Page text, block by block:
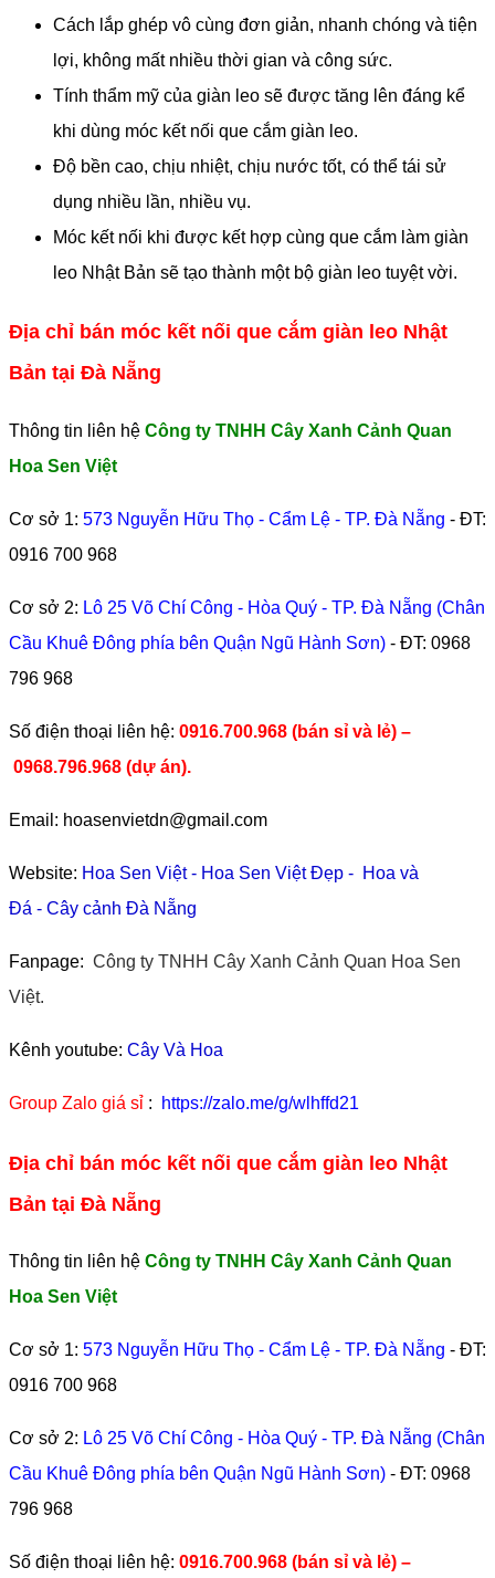
Cách lắp ghép vô cùng đơn giản, nhanh chóng và tiện
lợi, không mất nhiều thời gian và công sức.
Tính thẩm mỹ của giàn leo sẽ được tăng lên đáng kể
khi dùng móc kết nối que cắm giàn leo.
Độ bền cao, chịu nhiệt, chịu nước tốt, có thể tái sử
dụng nhiều lần, nhiều vụ.
Móc kết nối khi được kết hợp cùng que cắm làm giàn
leo Nhật Bản sẽ tạo thành một bộ giàn leo tuyệt vời.
Địa chỉ bán móc kết nối que cắm giàn leo Nhật
Bản tại Đà Nẵng
Thông tin liên hệ Công ty TNHH Cây Xanh Cảnh Quan
Hoa Sen Việt
Cơ sở 1: 573 Nguyễn Hữu Thọ - Cẩm Lệ - TP. Đà Nẵng - ĐT:
0916 700 968
Cơ sở 2: Lô 25 Võ Chí Công - Hòa Quý - TP. Đà Nẵng (Chân
Cầu Khuê Đông phía bên Quận Ngũ Hành Sơn) - ĐT: 0968
796 968
​Số điện thoại liên hệ: 0916.700.968 (bán sỉ và lẻ) –
0968.796.968 (dự án).
Email: hoasenvietdn@gmail.com
Website: Hoa Sen Việt- Hoa Sen Việt Đẹp - Hoa và
Đá - Cây cảnh Đà Nẵng
Fanpage: Công ty TNHH Cây Xanh Cảnh Quan Hoa Sen
Việt.
Kênh youtube: Cây Và Hoa
Group Zalo giá sỉ : https://zalo.me/g/wlhffd21
Địa chỉ bán móc kết nối que cắm giàn leo Nhật
Bản tại Đà Nẵng
Thông tin liên hệ Công ty TNHH Cây Xanh Cảnh Quan
Hoa Sen Việt
Cơ sở 1: 573 Nguyễn Hữu Thọ - Cẩm Lệ - TP. Đà Nẵng - ĐT:
0916 700 968
Cơ sở 2: Lô 25 Võ Chí Công - Hòa Quý - TP. Đà Nẵng (Chân
Cầu Khuê Đông phía bên Quận Ngũ Hành Sơn) - ĐT: 0968
796 968
​Số điện thoại liên hệ: 0916.700.968 (bán sỉ và lẻ) –